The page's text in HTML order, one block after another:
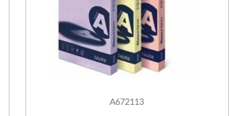
A672113